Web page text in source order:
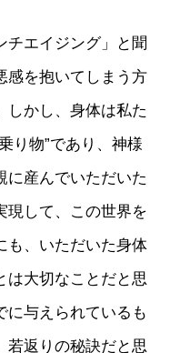
チエイジング」と聞
感を抱いてしまう方
しかし、身体は私た
り物”であり、神様
に産んでいただいた
現して、この世界を
も、いただいた身体
は大切なことだと思
に与えられているも
若返りの秘訣だと思